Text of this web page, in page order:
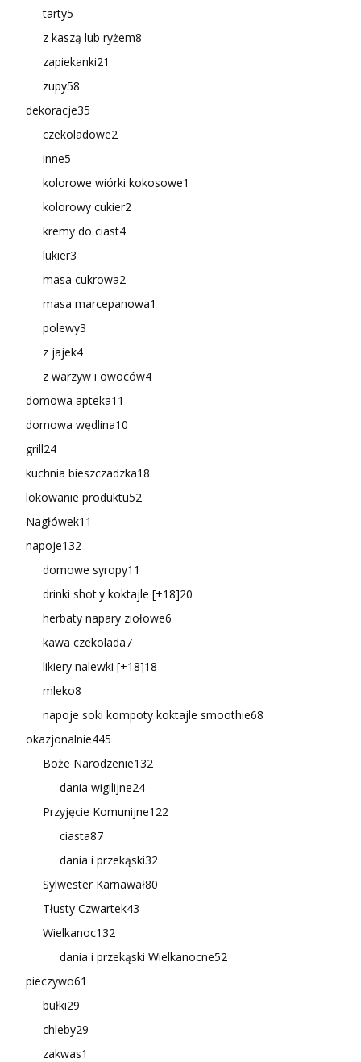
tarty5
z kaszą lub ryżem8
zapiekanki21
zupy58
dekoracje35
czekoladowe2
inne5
kolorowe wiórki kokosowe1
kolorowy cukier2
kremy do ciast4
lukier3
masa cukrowa2
masa marcepanowa1
polewy3
z jajek4
z warzyw i owoców4
domowa apteka11
domowa wędlina10
grill24
kuchnia bieszczadzka18
lokowanie produktu52
Nagłówek11
napoje132
domowe syropy11
drinki shot'y koktajle [+18]20
herbaty napary ziołowe6
kawa czekolada7
likiery nalewki [+18]18
mleko8
napoje soki kompoty koktajle smoothie68
okazjonalnie445
Boże Narodzenie132
dania wigilijne24
Przyjęcie Komunijne122
ciasta87
dania i przekąski32
Sylwester Karnawał80
Tłusty Czwartek43
Wielkanoc132
dania i przekąski Wielkanocne52
pieczywo61
bułki29
chleby29
zakwas1